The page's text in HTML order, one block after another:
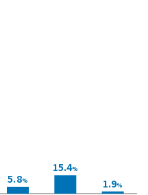
5.8%
15.4%
1.9%